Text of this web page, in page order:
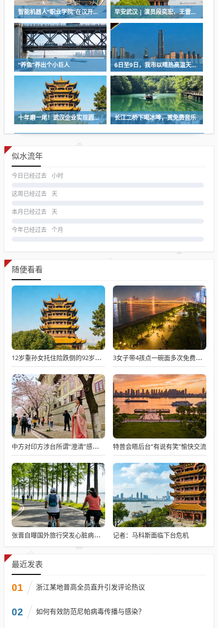
智能机器人“职业学院”在汉开学，教材就是人类的一举一动 早安武汉 | 演员段奕宏、王雷，在武汉获聘
“养鱼”养出个小巨人 6日至9日，我市以晴热高温天气为主
十年磨一尾！武汉企业实现圆口铜鱼规模化繁育 长江二桥下喝冰啤，赏免费音乐
似水流年
今日已经过去 小时
这周已经过去 天
本月已经过去 天
今年已经过去 个月
随便看看
12岁重孙女托住险跌倒的92岁太爷爷 3女子带4孩点一碗面多次免费续面
中方对印方涉台所谓“澄清”感到意外 特普会晤后台“有说有笑”愉快交流
张晋自曝国外旅行突发心脏病险丧命 记者：马科斯面临下台危机
最近发表
01 浙江某地普高全员直升引发评论热议
02 如何有效防范尼帕病毒传播与感染？